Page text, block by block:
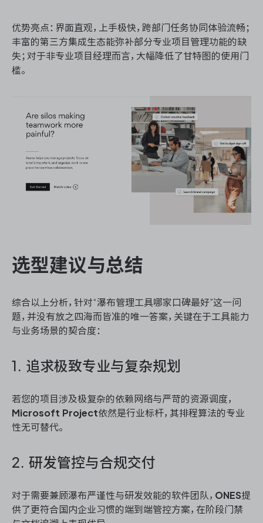
优势亮点：界面直观，上手极快，跨部门任务协同体验流畅；
丰富的第三方集成生态能弥补部分专业项目管理功能的缺
失；对于非专业项目经理而言，大幅降低了甘特图的使用门
槛。
选型建议与总结
综合以上分析，针对“瀑布管理工具哪家口碑最好”这一问
题，并没有放之四海而皆准的唯一答案，关键在于工具能力
与业务场景的契合度：
1. 追求极致专业与复杂规划
若您的项目涉及极复杂的依赖网络与严苛的资源调度，
Microsoft Project依然是行业标杆，其排程算法的专业
性无可替代。
2. 研发管控与合规交付
对于需要兼顾瀑布严谨性与研发效能的软件团队， ONES提
供了更符合国内企业习惯的端到端管控方案，在阶段门禁